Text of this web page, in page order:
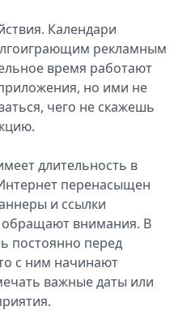
Календари
рекламным
время работают
но ими не
чего не скажешь
длительность в
перенасыщен
и ссылки
обращают внимания. В
постоянно перед
с ним начинают
важные даты или